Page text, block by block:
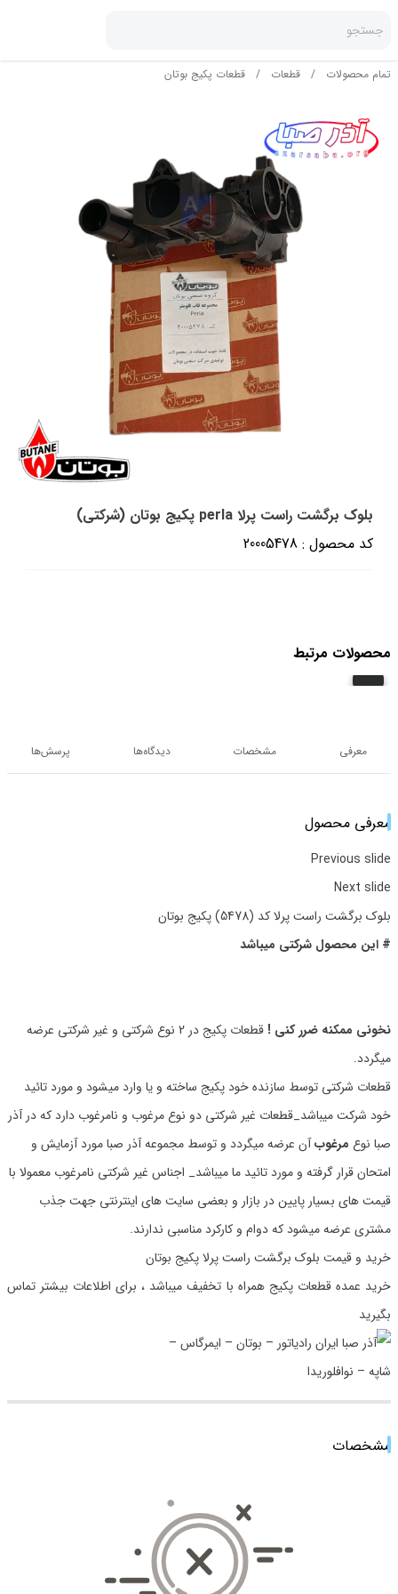
جستجو
تمام محصولات / قطعات / قطعات پکیج بوتان
بلوک برگشت راست پرلا perla پکیج بوتان (شرکتی)
کد محصول : 20005478
محصولات مرتبط
معرفی مشخصات دیدگاه‌ها پرسش‌ها
معرفی محصول
Previous slide
Next slide
بلوک برگشت راست پرلا کد (5478) پکیج بوتان
# این محصول شرکتی میباشد
نخونی ممکنه ضرر کنی !
قطعات پکیج در 2 نوع شرکتی و غیر شرکتی عرضه
میگردد.
قطعات شرکتی توسط سازنده خود پکیج ساخته و یا وارد میشود و مورد تائید
خود شرکت میباشد_قطعات غیر شرکتی دو نوع مرغوب و نامرغوب دارد که در آذر
صبا نوع مرغوبآن عرضه میگردد و توسط مجموعه آذر صبا مورد آزمایش و
امتحان قرار گرفته و مورد تائید ما میباشد_ اجناس غیر شرکتی نامرغوب معمولا با
قیمت های بسیار پایین در بازار و بعضی سایت های اینترنتی جهت جذب
مشتری عرضه میشود که دوام و کارکرد مناسبی ندارند.
خرید و قیمت بلوک برگشت راست پرلا پکیج بوتان
خرید عمده قطعات پکیج همراه با تخفیف میباشد ، برای اطلاعات بیشتر تماس
بگیرید
مشخصات